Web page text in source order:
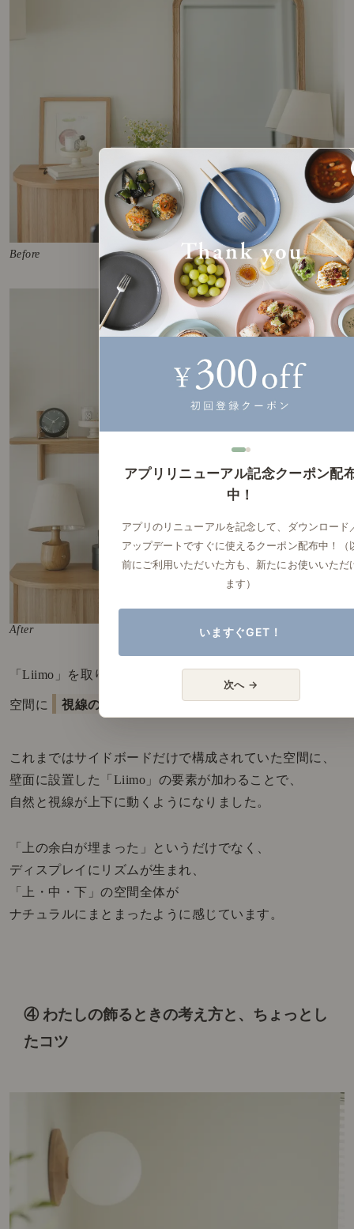
Before
After
「Liimo」を取り入れて感じた一番の変化は、
空間に 視線の流れ が生まれたこと。
これまではサイドボードだけで構成されていた空間に、
壁面に設置した「Liimo」の要素が加わることで、
自然と視線が上下に動くようになりました。
「上の余白が埋まった」というだけでなく、
ディスプレイにリズムが生まれ、
「上・中・下」の空間全体が
ナチュラルにまとまったように感じています。
④ わたしの飾るときの考え方と、 ちょっとし
たコツ
アプリリニューアル記念クーポン配
中！
アプリのリニューアルを記念して、ダウンロード
アップデートですぐに使えるクーポン配布中！（
前にご利用いただいた方も、新たにお使いいただ
ます）
いますぐGET！
次へ →